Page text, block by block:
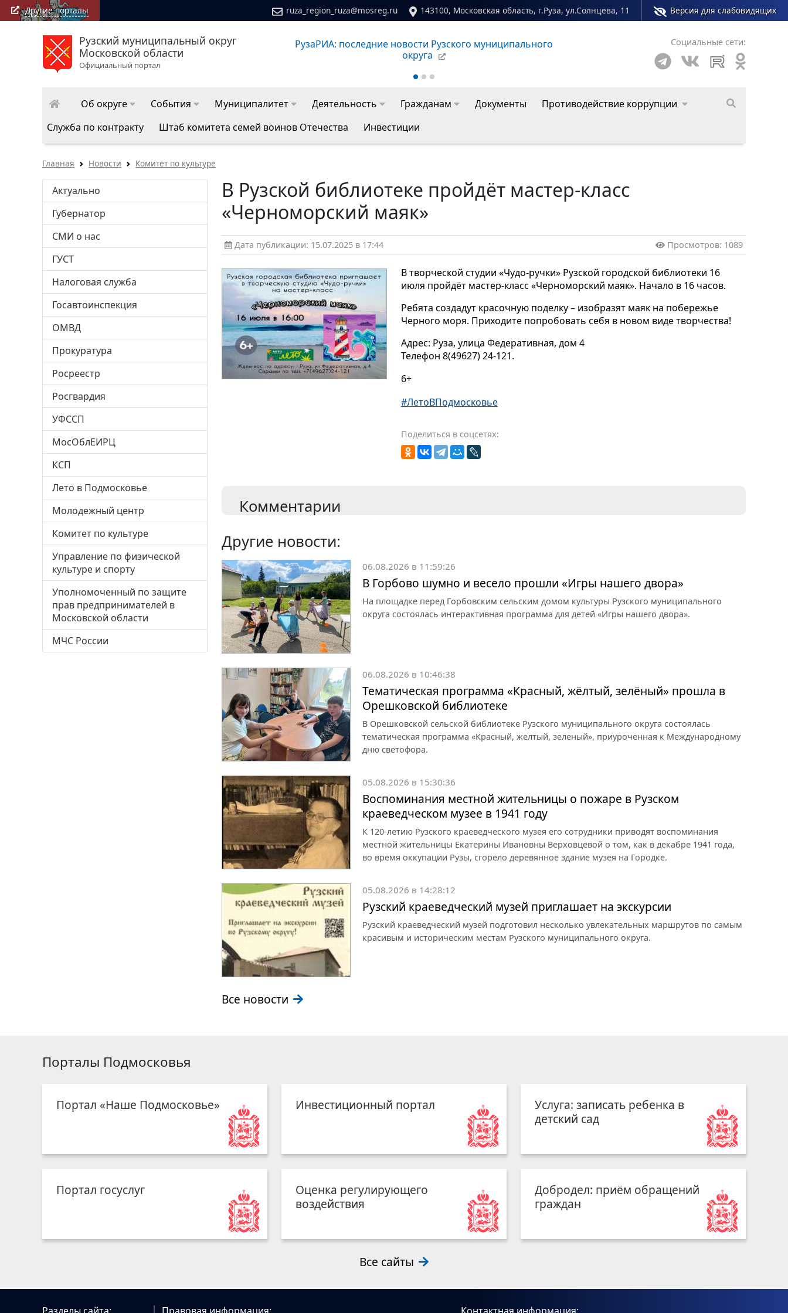
Другие порталы ruza_region_ruza@mosreg.ru 143100, Московская область, г.Руза, ул.Солнцева, 11 Версия для слабовидящих
Рузский муниципальный округ
Московской области
Официальный портал
РузаРИА: последние новости Рузского муниципального
округа
Сайт молодежного центра Рузского
Социальные сети:
Об округе События Муниципалитет Деятельность Гражданам Документы
Противодействие коррупции
Служба по контракту
Штаб комитета семей воинов Отечества Инвестиции
Главная Новости Комитет по культуре
Актуально
Губернатор
СМИ о нас
ГУСТ
Налоговая служба
Госавтоинспекция
ОМВД
Прокуратура
Росреестр
Росгвардия
УФССП
МосОблЕИРЦ
КСП
Лето в Подмосковье
Молодежный центр
Комитет по культуре
Управление по физической
культуре и спорту
Уполномоченный по защите
прав предпринимателей в
Московской области
МЧС России
В Рузской библиотеке пройдёт мастер-класс
«Черноморский маяк»
Дата публикации: 15.07.2025 в 17:44 Просмотров: 1089
В творческой студии «Чудо-ручки» Рузской городской библиотеки 16
июля пройдёт мастер-класс «Черноморский маяк». Начало в 16 часов.
Ребята создадут красочную поделку – изобразят маяк на побережье
Черного моря. Приходите попробовать себя в новом виде творчества!
Адрес: Руза, улица Федеративная, дом 4
Телефон 8(49627) 24-121.
6+
#ЛетоВПодмосковье
Поделиться в соцсетях:
Комментарии
Другие новости:
06.08.2026 в 11:59:26
В Горбово шумно и весело прошли «Игры нашего двора»
На площадке перед Горбовским сельским домом культуры Рузского муниципального
округа состоялась интерактивная программа для детей «Игры нашего двора».
06.08.2026 в 10:46:38
Тематическая программа «Красный, жёлтый, зелёный» прошла в
Орешковской библиотеке
В Орешковской сельской библиотеке Рузского муниципального округа состоялась
тематическая программа «Красный, желтый, зеленый», приуроченная к Международному
дню светофора.
05.08.2026 в 15:30:36
Воспоминания местной жительницы о пожаре в Рузском
краеведческом музее в 1941 году
К 120-летию Рузского краеведческого музея его сотрудники приводят воспоминания
местной жительницы Екатерины Ивановны Верховцевой о том, как в декабре 1941 года,
во время оккупации Рузы, сгорело деревянное здание музея на Городке.
05.08.2026 в 14:28:12
Рузский краеведческий музей приглашает на экскурсии
Рузский краеведческий музей подготовил несколько увлекательных маршрутов по самым
красивым и историческим местам Рузского муниципального округа.
Все новости
Порталы Подмосковья
Портал «Наше Подмосковье» Инвестиционный портал
Услуга: записать ребенка в
детский сад
Портал госуслуг
Оценка регулирующего
воздействия
Добродел: приём обращений
граждан
Все сайты
Разделы сайта: Правовая информация: Контактная информация: